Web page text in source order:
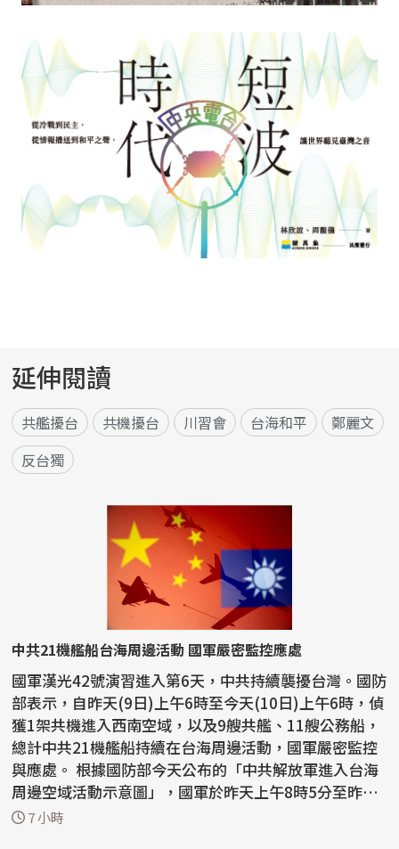
延伸閱讀
共艦擾台 共機擾台 川習會 台海和平
鄭麗文
反台獨
中共21機艦船台海周邊活動 國軍嚴密監控應處
國軍漢光42號演習進入第6天，中共持續襲擾台灣。國防
部表示，自昨天(9日)上午6時至今天(10日)上午6時，偵
獲1架共機進入西南空域，以及9艘共艦、11艘公務船，
總計中共21機艦船持續在台海周邊活動，國軍嚴密監控
與應處。 根據國防部今天公布的「中共解放軍進入台海
周邊空域活動示意圖」，國軍於昨天上午8時5分至昨天
上午...
7 小時